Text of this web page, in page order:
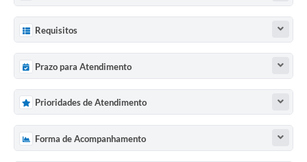
Requisitos
Prazo para Atendimento
Prioridades de Atendimento
Forma de Acompanhamento